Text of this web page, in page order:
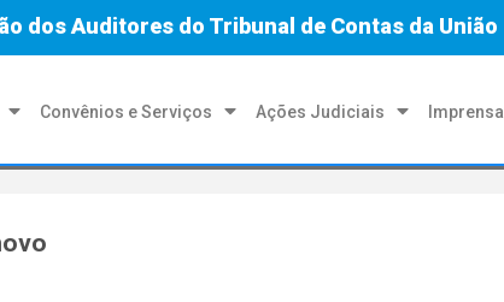
dos Auditores do Tribunal de Contas da União
Convênios e Serviços Ações Judiciais Imprensa